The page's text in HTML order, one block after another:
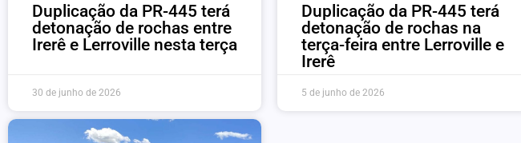
Duplicação da PR-445 terá
detonação de rochas entre
Irerê e Lerroville nesta terça
30 de junho de 2026
Duplicação da PR-445 terá
detonação de rochas na
terça-feira entre Lerroville e
Irerê
5 de junho de 2026